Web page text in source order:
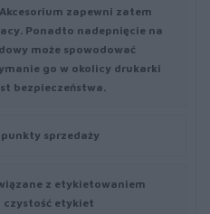
zapewni zatem
Ponadto nadepnięcie na
może spowodować
go w okolicy drukarki
bezpieczeństwa.
sprzedaży
z etykietowaniem
czystość etykiet